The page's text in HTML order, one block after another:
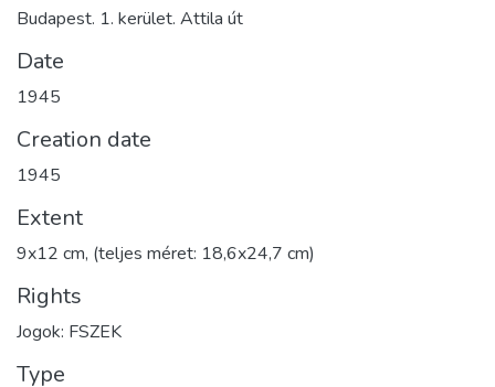
Budapest. 1. kerület. Attila út
Date
1945
Creation date
1945
Extent
9x12 cm, (teljes méret: 18,6x24,7 cm)
Rights
Jogok: FSZEK
Type